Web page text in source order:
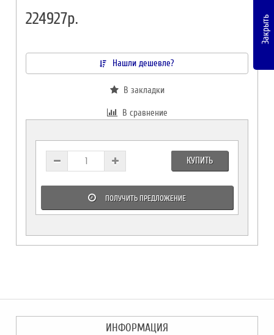
224927р.
Нашли дешевле?
В закладки
В сравнение
КУПИТЬ
ПОЛУЧИТЬ ПРЕДЛОЖЕНИЕ
ИНФОРМАЦИЯ
Закрыть